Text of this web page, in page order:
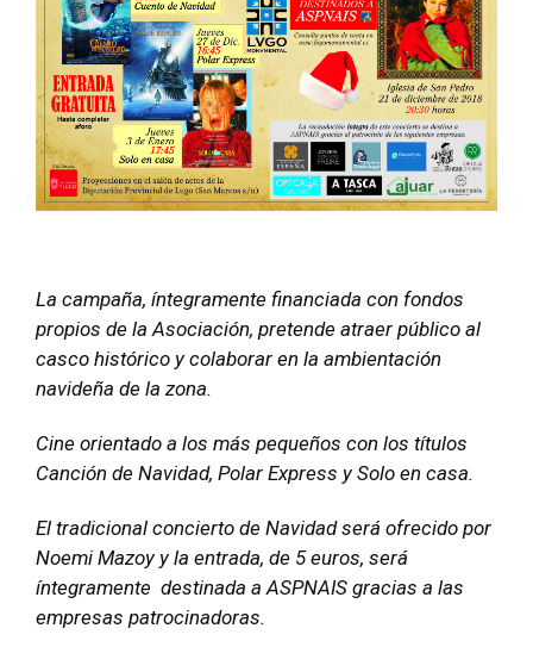
La campaña, íntegramente financiada con fondos
propios de la Asociación, pretende atraer público al
casco histórico y colaborar en la ambientación
navideña de la zona.
Cine orientado a los más pequeños con los títulos
Canción de Navidad, Polar Express y Solo en casa.
El tradicional concierto de Navidad será ofrecido por
Noemi Mazoy y la entrada, de 5 euros, será
íntegramente destinada a ASPNAIS gracias a las
empresas patrocinadoras.